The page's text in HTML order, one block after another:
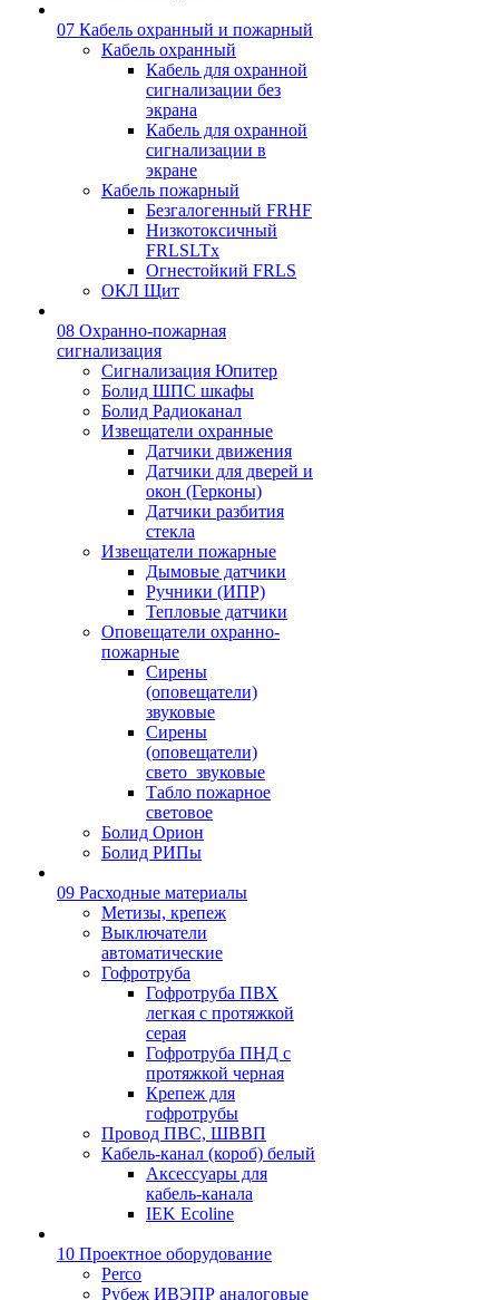
07 Кабель охранный и пожарный
Кабель охранный
Кабель для охранной
сигнализации без
экрана
Кабель для охранной
сигнализации в
экране
Кабель пожарный
Безгалогенный FRHF
Низкотоксичный
FRLSLTx
Огнестойкий FRLS
ОКЛ Щит
08 Охранно-пожарная
сигнализация
Сигнализация Юпитер
Болид ШПС шкафы
Болид Радиоканал
Извещатели охранные
Датчики движения
Датчики для дверей и
окон (Герконы)
Датчики разбития
стекла
Извещатели пожарные
Дымовые датчики
Ручники (ИПР)
Тепловые датчики
Оповещатели охранно-
пожарные
Сирены
(оповещатели)
звуковые
Сирены
(оповещатели)
свето_звуковые
Табло пожарное
световое
Болид Орион
Болид РИПы
09 Расходные материалы
Метизы, крепеж
Выключатели
автоматические
Гофротруба
Гофротруба ПВХ
легкая с протяжкой
серая
Гофротруба ПНД с
протяжкой черная
Крепеж для
гофротрубы
Провод ПВС, ШВВП
Кабель-канал (короб) белый
Аксессуары для
кабель-канала
IEK Ecoline
10 Проектное оборудование
Perco
Рубеж ИВЭПР аналоговые